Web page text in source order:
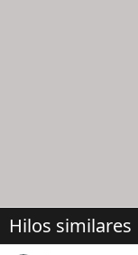
Hilos similares